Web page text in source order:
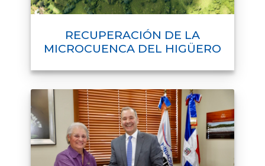
RECUPERACIÓN DE LA
MICROCUENCA DEL HIGÜERO